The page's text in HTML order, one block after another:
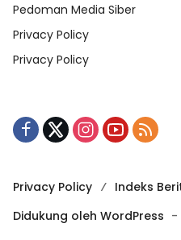
Pedoman Media Siber
Privacy Policy
Privacy Policy
Privacy Policy Indeks
Didukung oleh WordPress -